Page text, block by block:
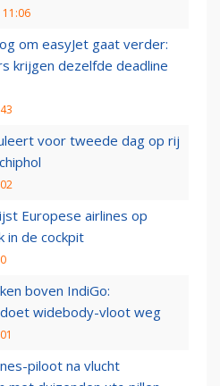
11:06
om easyJet gaat verder:
krijgen dezelfde deadline
voor tweede dag op rij
Europese airlines op
in de cockpit
boven IndiGo:
widebody-vloot weg
piloot na vlucht